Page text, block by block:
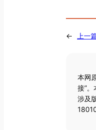
← 上一
本网
接”
涉及